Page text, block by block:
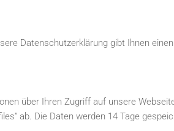
Datenschutzerklärung gibt Ihnen
über Ihren Zugriff auf unsere
ab. Die Daten werden 14 Tage